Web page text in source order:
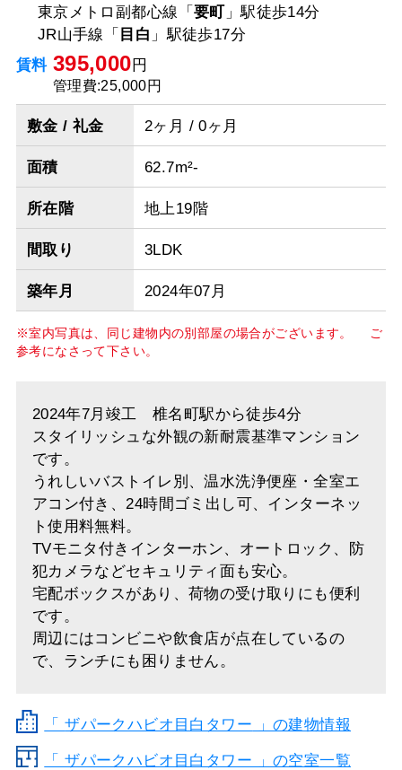
東京メトロ副都心線「 要町 」駅徒歩14分
JR山手線「 目白 」駅徒歩17分
賃料 395,000 円
管理費:25,000円
敷金 / 礼金 2ヶ月 / 0ヶ月
面積 62.7m²-
所在階 地上19階
間取り 3LDK
築年月 2024年07月
※室内写真は、同じ建物内の別部屋の場合がございます。 ご
参考になさって下さい。
2024年7月竣工 椎名町駅から徒歩4分
スタイリッシュな外観の新耐震基準マンション
です。
うれしいバストイレ別、温水洗浄便座・全室エ
アコン付き、24時間ゴミ出し可、インターネッ
ト使用料無料。
TVモニタ付きインターホン、オートロック、防
犯カメラなどセキュリティ面も安心。
宅配ボックスがあり、荷物の受け取りにも便利
です。
周辺にはコンビニや飲食店が点在しているの
で、ランチにも困りません。
「ザパークハビオ目白タワー 」の建物情報
「 ザパークハビオ目白タワー 」の空室一覧